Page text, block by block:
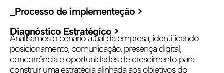
_Processo de implementeção >
Diagnóstico Estratégico >
Analisamos o cenário atual da empresa, identificando
posicionamento, comunicação, presença digital,
concorrência e oportunidades de crescimento para
construir uma estratégia alinhada aos objetivos do